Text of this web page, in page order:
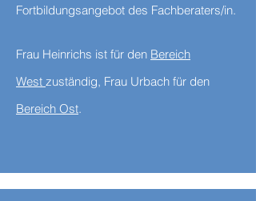
Fortbildungsangebot des Fachberaters/in.
Frau Heinrichs ist für den Bereich
West zuständig, Frau Urbach für den
Bereich Ost.